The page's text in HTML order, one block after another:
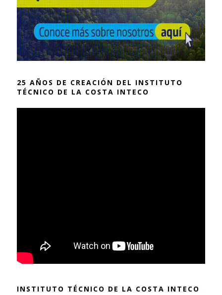
25 AÑOS DE CREACIÓN DEL INSTITUTO
TÉCNICO DE LA COSTA INTECO
INSTITUTO TÉCNICO DE LA COSTA INTECO